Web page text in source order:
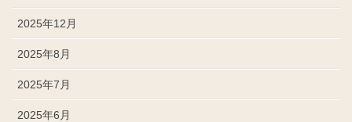
2025年12月
2025年8月
2025年7月
2025年6月